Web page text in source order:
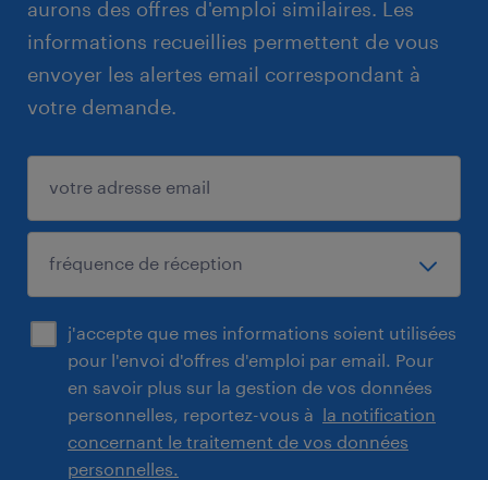
aurons des offres d'emploi similaires. Les
informations recueillies permettent de vous
envoyer les alertes email correspondant à
votre demande.
j'accepte que mes informations soient utilisées
pour l'envoi d'offres d'emploi par email. Pour
en savoir plus sur la gestion de vos données
personnelles, reportez-vous à la notification
concernant le traitement de vos données
personnelles.